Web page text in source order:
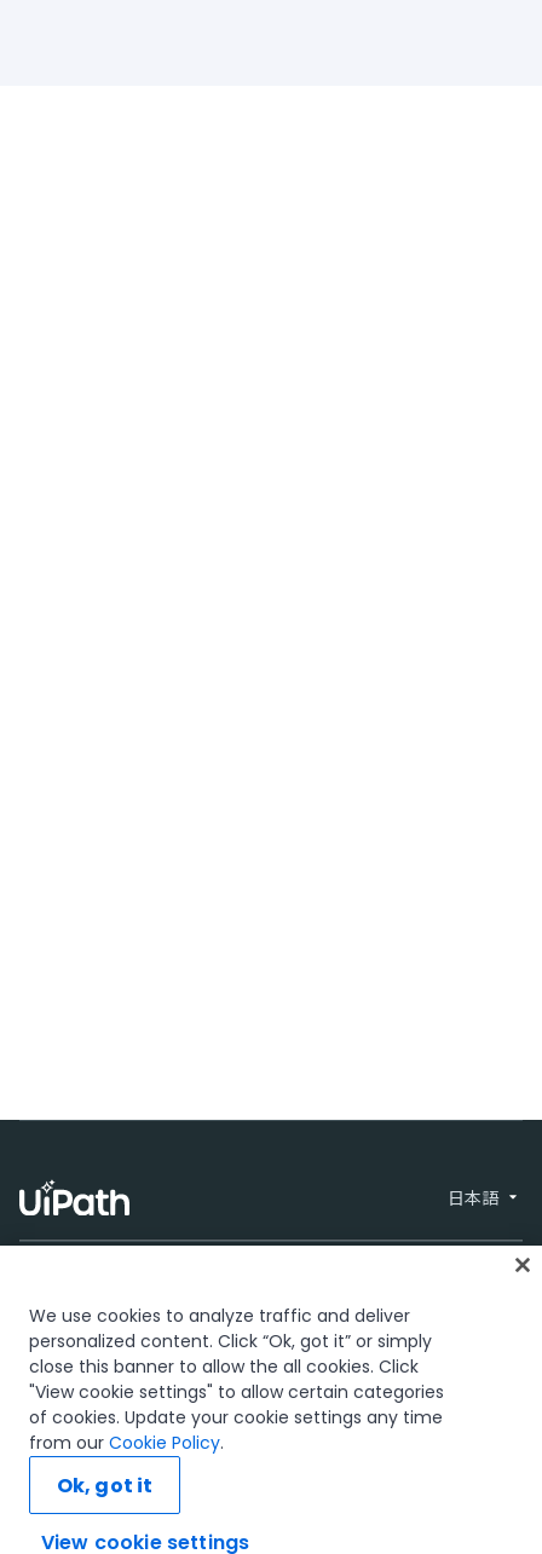
日本語
信頼とセキュリティ Terms of Use
Privacy
Policy
Cookies Policy
Your Privacy
Choices
© 2005-2026
UiPath. All rights
The UiPath word mark, logos, and robots are registered trademarks
owned by UiPath, Inc. and its affiliates. UiPath® is a registered
trademark in the United States and several countries across the
globe. See TMEP 906.
We use cookies to analyze traffic and deliver
personalized content. Click “Ok, got it” or simply
close this banner to allow the all cookies. Click
"View cookie settings" to allow certain categories
of cookies. Update your cookie settings any time
from our Cookie Policy.
View cookie settings
Ok, got it